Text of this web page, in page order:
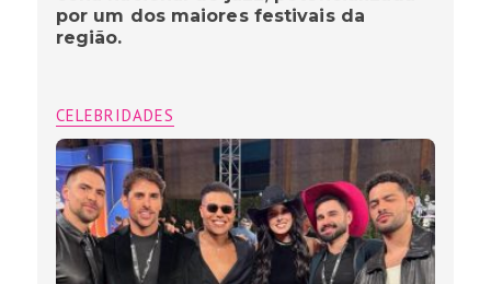
por um dos maiores festivais da
região.
CELEBRIDADES